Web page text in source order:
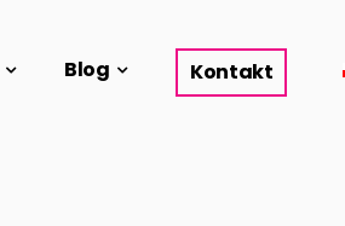
Blog Kontakt